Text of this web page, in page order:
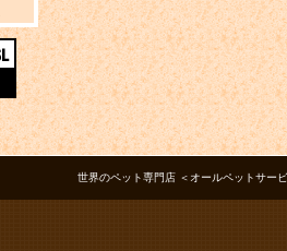
世界のペット専門店 ＜オールペットサー